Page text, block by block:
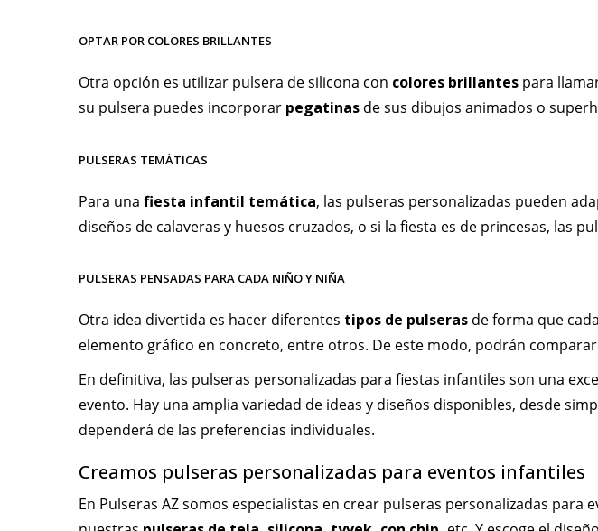
OPTAR POR COLORES BRILLANTES
Otra opción es utilizar pulsera de silicona con colores brillantes para
su pulsera puedes incorporar pegatinas de sus dibujos animados o
PULSERAS TEMÁTICAS
Para una fiesta infantil temática, las pulseras personalizadas pueden
diseños de calaveras y huesos cruzados, o si la fiesta es de princesas, las
PULSERAS PENSADAS PARA CADA NIÑO Y NIÑA
Otra idea divertida es hacer diferentes tipos de pulseras de forma que
elemento gráfico en concreto, entre otros. De este modo, podrán
En definitiva, las pulseras personalizadas para fiestas infantiles son una
evento. Hay una amplia variedad de ideas y diseños disponibles, desde
dependerá de las preferencias individuales.
Creamos pulseras personalizadas para eventos infantiles
En Pulseras AZ somos especialistas en crear pulseras personalizadas